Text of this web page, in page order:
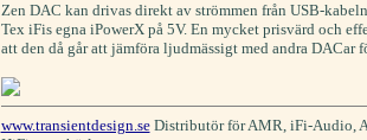
Zen DAC kan drivas direkt av strömmen från USB-
Tex iFis egna iPowerX på 5V. En mycket prisvärd och
att den då går att jämföra ljudmässigt med andra DACar
www.transientdesign.seDistributör för AMR, iFi-Audio,